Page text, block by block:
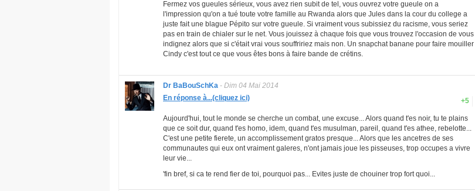
Fermez vos gueules sérieux, vous avez rien subit de tel, vous ouvrez votre gueule on a
l'impression qu'on a tué toute votre famille au Rwanda alors que Jules dans la cour du college a
juste fait une blague Pépito sur votre gueule. Si vraiment vous subissiez du racisme, vous seriez
pas en train de chialer sur le net. Vous jouissez à chaque fois que vous trouvez l'occasion de vous
indignez alors que si c'était vrai vous souffririez mais non. Un snapchat banane pour faire mouiller
Cindy c'est tout ce que vous êtes bons à faire bande de crétins.
Dr BaBouSchKa - Dim 04 Mai 2014
+5
En réponse à...(cliquez ici)
Aujourd'hui, tout le monde se cherche un combat, une excuse... Alors quand t'es noir, tu te plains
que ce soit dur, quand t'es homo, idem, quand t'es musulman, pareil, quand t'es athee, rebelotte...
C'est une petite fierete, un accomplissement gratos presque... Alors que les ancetres de ses
communautes qui eux ont vraiment galeres, n'ont jamais joue les pisseuses, trop occupes a vivre
leur vie...
'fin bref, si ca te rend fier de toi, pourquoi pas... Evites juste de chouiner trop fort quoi...